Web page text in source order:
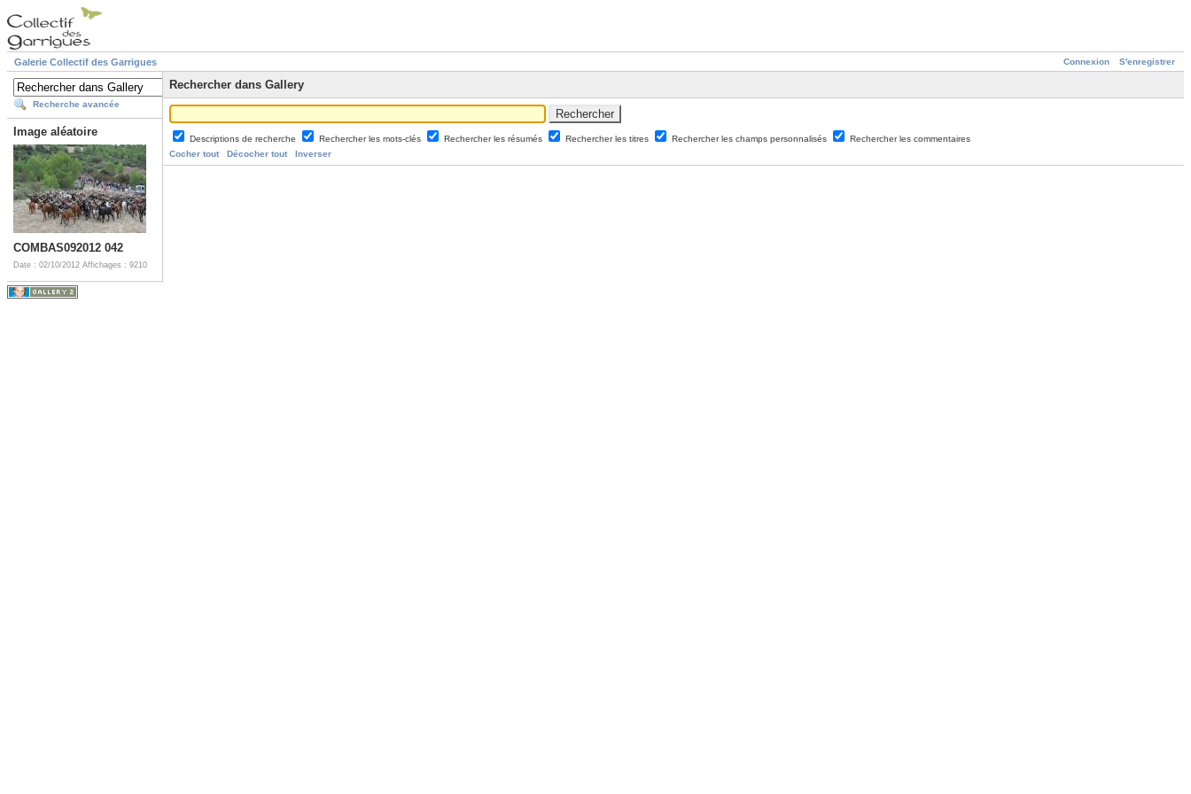
Connexion S'enregistrer
Galerie Collectif des Garrigues
Recherche avancée
Image aléatoire
COMBAS092012 042
Date : 02/10/2012 Affichages : 9210
Rechercher dans Gallery
Descriptions de recherche Rechercher les mots-clés Rechercher les résumés Rechercher les titres Rechercher les champs personnalisés
Rechercher les commentaires
Cocher tout
Décocher tout Inverser